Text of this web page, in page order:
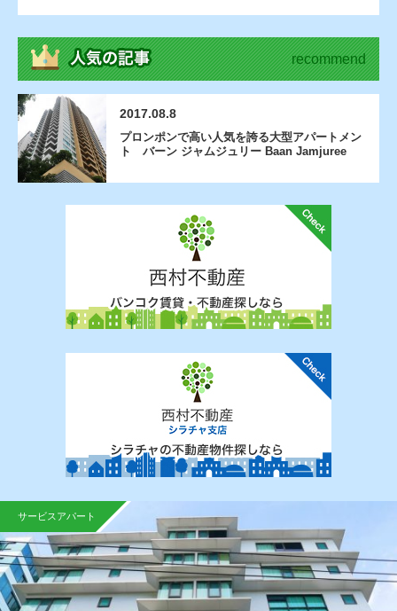
recommend
2017.08.8
プロンポンで高い人気を誇る大型アパートメン
ト バーン ジャムジュリー Baan Jamjuree
サービスアパート